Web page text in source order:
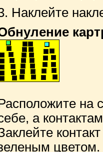
Наклейте
на
а
цветом.